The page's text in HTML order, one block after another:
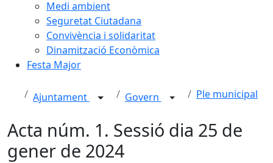
Medi ambient
Seguretat Ciutadana
Convivència i solidaritat
Dinamització Econòmica
Festa Major
Ajuntament Govern Ple municipal
Acta núm. 1. Sessió dia 25 de
gener de 2024